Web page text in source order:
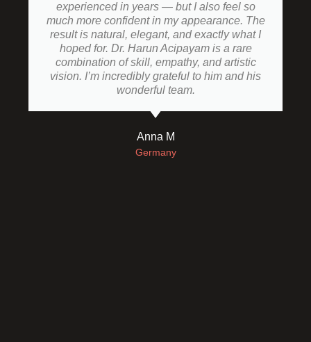
experienced in years — but I also feel so
much more confident in my appearance. The
result is natural, elegant, and exactly what I
hoped for. Dr. Harun Acipayam is a rare
combination of skill, empathy, and artistic
vision. I’m incredibly grateful to him and his
wonderful team.
Anna M
Germany